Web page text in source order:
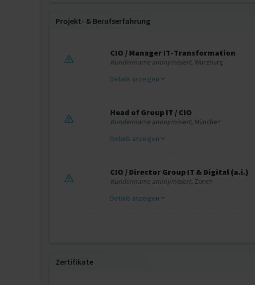
Projekt‐ & Berufserfahrung
CIO / Manager IT-Transformation
Kundenname anonymisiert, Würzburg
Details anzeigen
Head of Group IT / CIO
Kundenname anonymisiert, München
Details anzeigen
CIO / Director Group IT & Digital (a.i.)
Kundenname anonymisiert, Zürich
Details anzeigen
Zertifikate